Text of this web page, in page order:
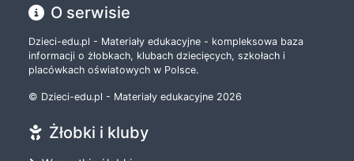
O serwisie
Dzieci-edu.pl - Materiały edukacyjne - kompleksowa baza
informacji o żłobkach, klubach dziecięcych, szkołach i
placówkach oświatowych w Polsce.
© Dzieci-edu.pl - Materiały edukacyjne 2026
Żłobki i kluby